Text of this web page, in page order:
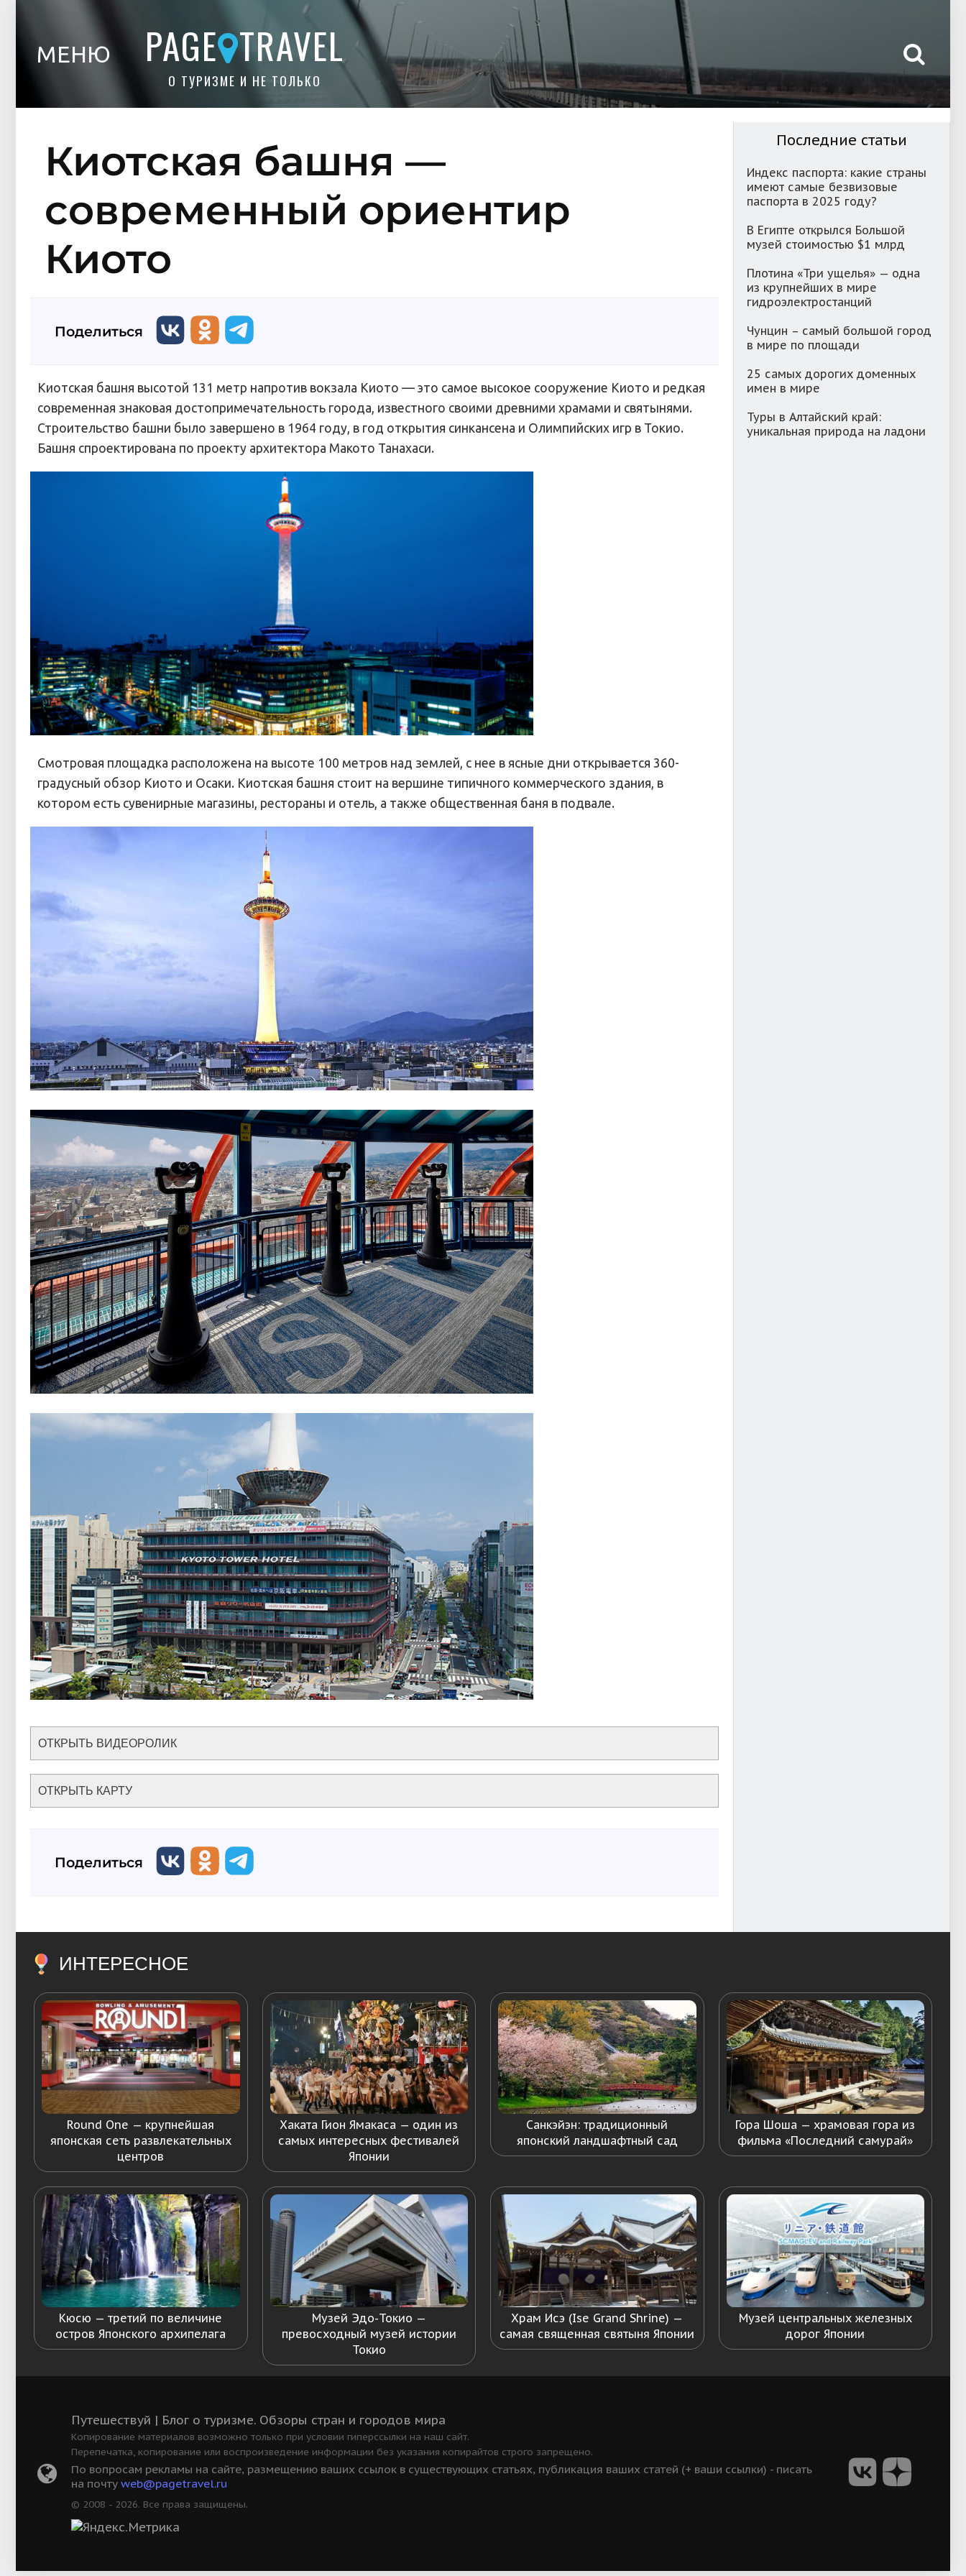
МЕНЮ PAGE TRAVEL
О ТУРИЗМЕ И НЕ ТОЛЬКО
Киотская башня —
современный ориентир
Киото
Поделиться
Киотская башня высотой 131 метр напротив вокзала Киото — это самое высокое сооружение Киото и редкая
современная знаковая достопримечательность города, известного своими древними храмами и святынями.
Строительство башни было завершено в 1964 году, в год открытия синкансена и Олимпийских игр в Токио.
Башня спроектирована по проекту архитектора Макото Танахаси.
Смотровая площадка расположена на высоте 100 метров над землей, с нее в ясные дни открывается 360-
градусный обзор Киото и Осаки. Киотская башня стоит на вершине типичного коммерческого здания, в
котором есть сувенирные магазины, рестораны и отель, а также общественная баня в подвале.
ОТКРЫТЬ ВИДЕОРОЛИК
ОТКРЫТЬ КАРТУ
Поделиться
Последние статьи
Индекс паспорта: какие страны
имеют самые безвизовые
паспорта в 2025 году?
В Египте открылся Большой
музей стоимостью $1 млрд
Плотина «Три ущелья» — одна
из крупнейших в мире
гидроэлектростанций
Чунцин – самый большой город
в мире по площади
25 самых дорогих доменных
имен в мире
Туры в Алтайский край:
уникальная природа на ладони
ИНТЕРЕСНОЕ
Round One — крупнейшая
японская сеть развлекательных
центров
Хаката Гион Ямакаса — один из
самых интересных фестивалей
Японии
Санкэйэн: традиционный
японский ландшафтный сад
Гора Шоша — храмовая гора из
фильма «Последний самурай»
Кюсю — третий по величине
остров Японского архипелага
Музей Эдо-Токио —
превосходный музей истории
Токио
Храм Исэ (Ise Grand Shrine) —
самая священная святыня Японии
Музей центральных железных
дорог Японии
Путешествуй | Блог о туризме. Обзоры стран и городов мира
Копирование материалов возможно только при условии гиперссылки на наш сайт.
Перепечатка, копирование или воспроизведение информации без указания копирайтов строго запрещено.
По вопросам рекламы на сайте, размещению ваших ссылок в существующих статьях, публикация ваших статей (+ ваши ссылки) - писать
на почту web@pagetravel.ru
© 2008 - 2026. Все права защищены.